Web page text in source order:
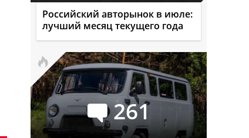
Российский авторынок в июле:
лучший месяц текущего года
261